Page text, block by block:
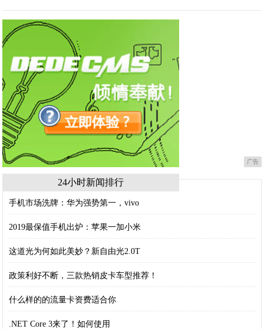
广告
24小时新闻排行
手机市场洗牌：华为强势第一，vivo
2019最保值手机出炉：苹果一加小米
这道光为何如此美妙？新自由光2.0T
政策利好不断，三款热销皮卡车型推荐！
什么样的的流量卡资费适合你
.NET Core 3来了！如何使用